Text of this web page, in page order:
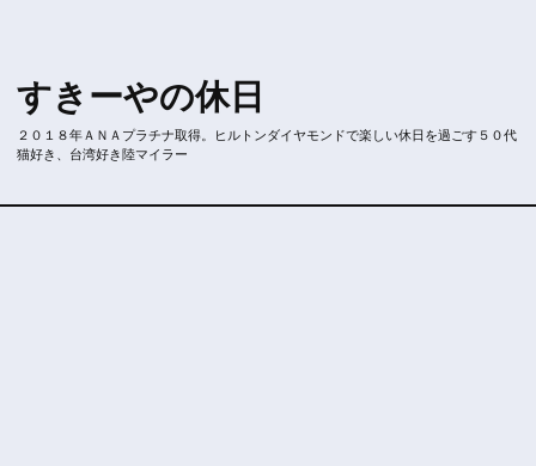
すきーやの休日
２０１８年ＡＮＡプラチナ取得。ヒルトンダイヤモンドで楽しい休日を過ごす５０代
猫好き、台湾好き陸マイラー